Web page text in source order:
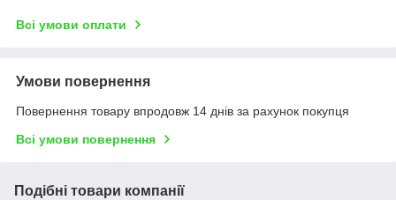
Всі умови оплати
Умови повернення
Повернення товару впродовж 14 днів за рахунок покупця
Всі умови повернення
Подібні товари компанії